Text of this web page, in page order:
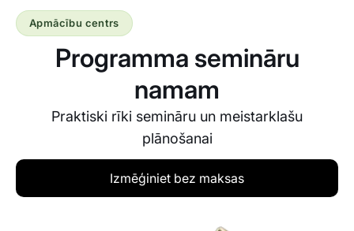
Programma semināru
namam
Praktiski rīki semināru un meistarklašu
plānošanai
Apmācību centrs
Izmēģiniet bez maksas